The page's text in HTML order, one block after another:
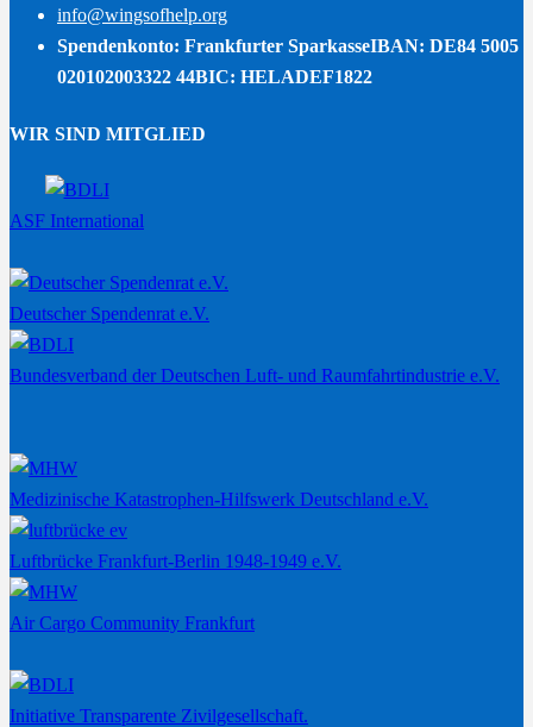
info@wingsofhelp.org
Spendenkonto: Frankfurter SparkasseIBAN: DE84 5005
020102003322 44BIC: HELADEF1822
WIR SIND MITGLIED
ASF International
Deutscher Spendenrat e.V.
Bundesverband der Deutschen Luft- und Raumfahrtindustrie e.V.
Medizinische Katastrophen-Hilfswerk Deutschland e.V.
Luftbrücke Frankfurt-Berlin 1948-1949 e.V.
Air Cargo Community Frankfurt
Initiative Transparente Zivilgesellschaft.